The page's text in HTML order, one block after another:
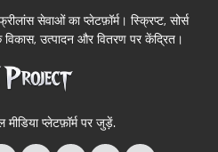
सेवाओं का प्लेटफ़ॉर्म। स्क्रिप्ट, सोर्स
उत्पादन और वितरण पर केंद्रित।
मीडिया प्लेटफ़ॉर्म पर जुड़ें.